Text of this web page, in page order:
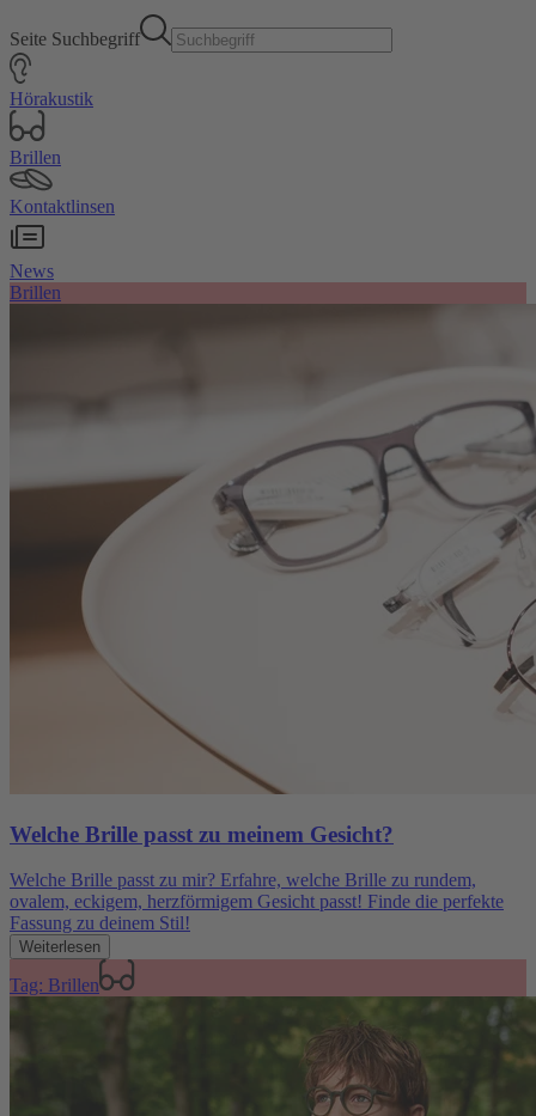
Seite Suchbegriff
Hörakustik
Brillen
Kontaktlinsen
News
Brillen
Welche Brille passt zu meinem Gesicht?
Welche Brille passt zu mir? Erfahre, welche Brille zu rundem,
ovalem, eckigem, herzförmigem Gesicht passt! Finde die perfekte
Fassung zu deinem Stil!
Weiterlesen
Tag: Brillen